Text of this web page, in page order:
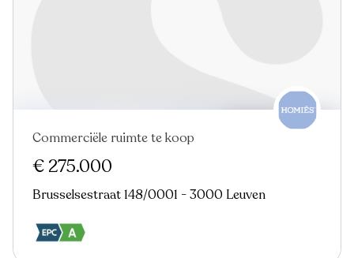
Commerciële ruimte te koop
€ 275.000
Brusselsestraat 148/0001 - 3000 Leuven